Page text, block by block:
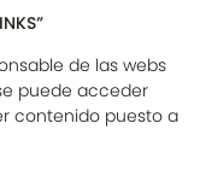
de las webs
puede acceder
contenido puesto a